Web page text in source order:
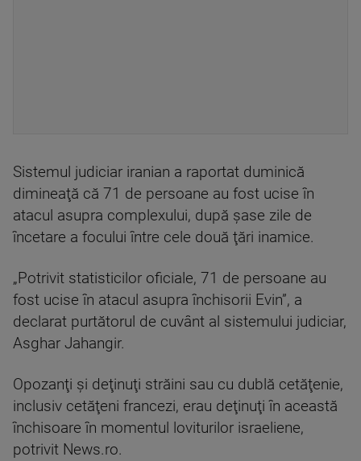
Sistemul judiciar iranian a raportat duminică
dimineaţă că 71 de persoane au fost ucise în
atacul asupra complexului, după şase zile de
încetare a focului între cele două ţări inamice.
„Potrivit statisticilor oficiale, 71 de persoane au
fost ucise în atacul asupra închisorii Evin”, a
declarat purtătorul de cuvânt al sistemului judiciar,
Asghar Jahangir.
Opozanţi şi deţinuţi străini sau cu dublă cetăţenie,
inclusiv cetăţeni francezi, erau deţinuţi în această
închisoare în momentul loviturilor israeliene,
potrivit News.ro.